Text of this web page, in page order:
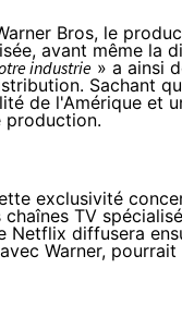
Bros, le
avant même la
industrie » a ainsi
Sachant
de l'Amérique et
production.
exclusivité
chaînes TV
Netflix diffusera
Warner,